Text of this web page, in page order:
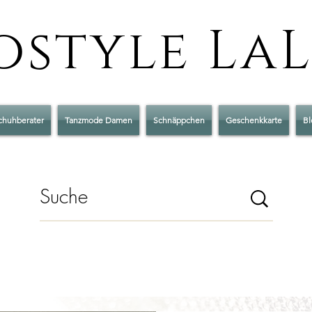
Tanzmode Damen Schnäppchen Geschenkkarte